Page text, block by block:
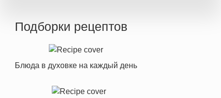
Подборки рецептов
Блюда в духовке на каждый день